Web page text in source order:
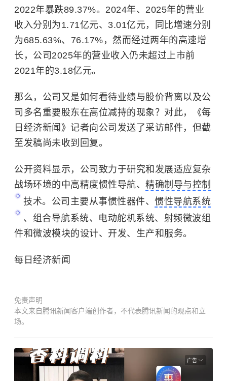
2022年暴跌89.37%。2024年、2025年的营业
收入分别为1.71亿元、3.01亿元，同比增速分别
为685.63%、76.17%，然而经过两年的高速增
长，公司2025年的营业收入仍未超过上市前
2021年的3.18亿元。
那么，公司又是如何看待业绩与股价背离以及公
司多名重要股东在高位减持的现象？对此，《每
日经济新闻》记者向公司发送了采访邮件，但截
至发稿尚未收到回复。
公开资料显示，公司致力于研究和发展适应复杂
战场环境的中高精度惯性导航、 精确制导与控制
技术。公司主要从事惯性器件、 惯性导航系统
、组合导航系统、电动舵机系统、射频微波组
件和微波模块的设计、开发、生产和服务。
每日经济新闻
免责声明
本文来自腾讯新闻客户端创作者，不代表腾讯新闻的观点和立
场。
广告